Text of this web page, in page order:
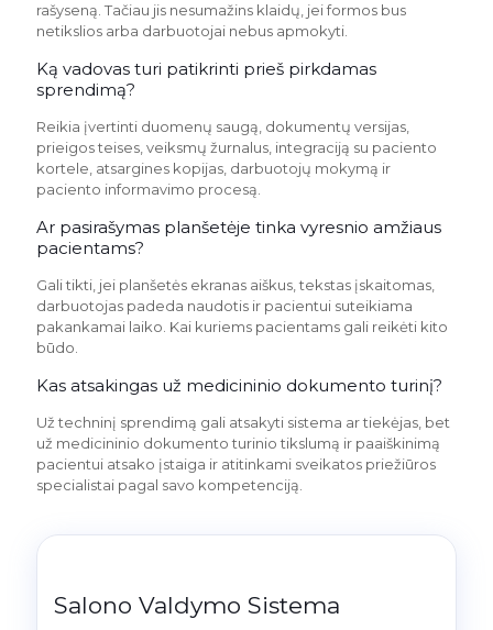
rašyseną. Tačiau jis nesumažins klaidų, jei formos bus
netikslios arba darbuotojai nebus apmokyti.
Ką vadovas turi patikrinti prieš pirkdamas
sprendimą?
Reikia įvertinti duomenų saugą, dokumentų versijas,
prieigos teises, veiksmų žurnalus, integraciją su paciento
kortele, atsargines kopijas, darbuotojų mokymą ir
paciento informavimo procesą.
Ar pasirašymas planšetėje tinka vyresnio amžiaus
pacientams?
Gali tikti, jei planšetės ekranas aiškus, tekstas įskaitomas,
darbuotojas padeda naudotis ir pacientui suteikiama
pakankamai laiko. Kai kuriems pacientams gali reikėti kito
būdo.
Kas atsakingas už medicininio dokumento turinį?
Už techninį sprendimą gali atsakyti sistema ar tiekėjas, bet
už medicininio dokumento turinio tikslumą ir paaiškinimą
pacientui atsako įstaiga ir atitinkami sveikatos priežiūros
specialistai pagal savo kompetenciją.
Salono Valdymo Sistema